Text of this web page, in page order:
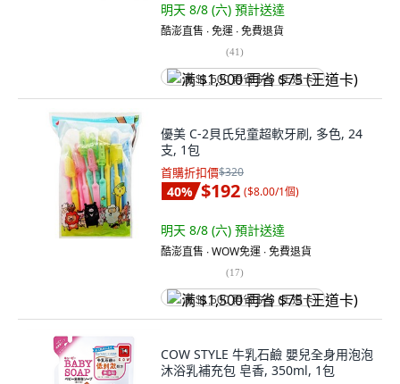
明天 8/8 (六) 預計送達
酷澎直售 ∙ 免運 ∙ 免費退貨
(41)
满 $1,500 再省 $75 (王道卡)
優美 C-2貝氏兒童超軟牙刷, 多色, 24
支, 1包
首購折扣價$320
40% $192 ($8.00/1個)
明天 8/8 (六) 預計送達
酷澎直售 ∙ WOW免運 ∙ 免費退貨
(17)
满 $1,500 再省 $75 (王道卡)
COW STYLE 牛乳石鹼 嬰兒全身用泡泡
沐浴乳補充包 皂香, 350ml, 1包